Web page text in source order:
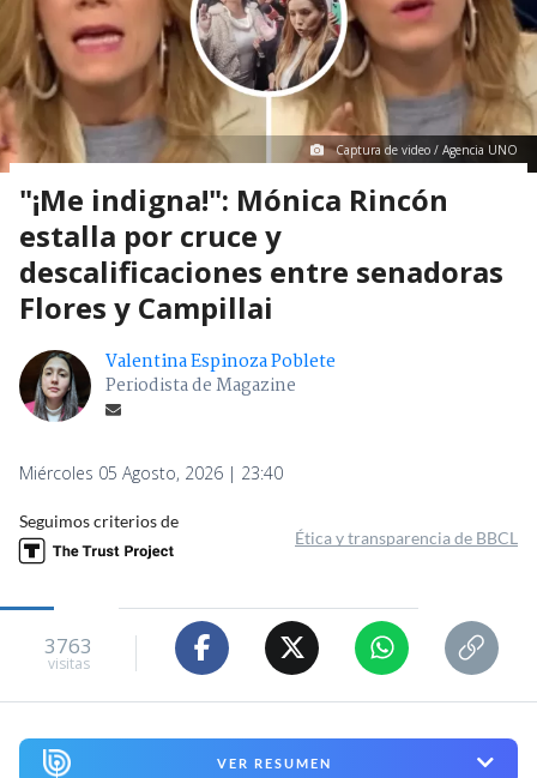
Captura de video / Agencia UNO
"¡Me indigna!": Mónica Rincón
estalla por cruce y
descalificaciones entre senadoras
Flores y Campillai
Valentina Espinoza Poblete
Periodista de Magazine
Miércoles 05 Agosto, 2026 | 23:40
Seguimos criterios de
Ética y transparencia de BBCL
3763
visitas
VER RESUMEN